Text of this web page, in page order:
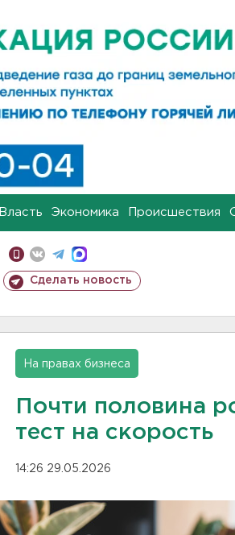
Власть Экономика Происшествия
Сделать новость
На правах бизнеса
Почти половина
тест на скорость
14:26 29.05.2026